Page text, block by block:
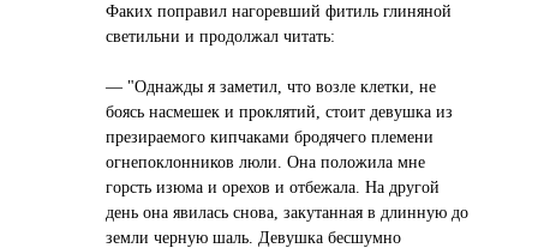
Факих поправил нагоревший фитиль глиняной
светильни и продолжал читать:
— "Однажды я заметил, что возле клетки, не
боясь насмешек и проклятий, стоит девушка из
презираемого кипчаками бродячего племени
огнепоклонников люли. Она положила мне
горсть изюма и орехов и отбежала. На другой
день она явилась снова, закутанная в длинную до
земли черную шаль. Девушка бесшумно